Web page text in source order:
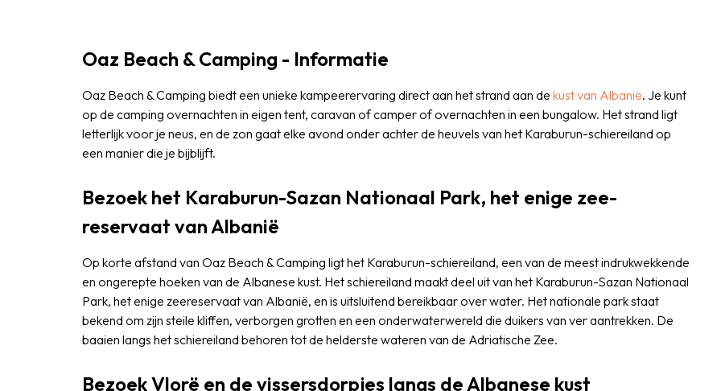
Oaz Beach & Camping - Informatie
Oaz Beach & Camping biedt een unieke kampeerervaring direct aan het strand aan de kust van Albanië. Je kunt
op de camping overnachten in eigen tent, caravan of camper of overnachten in een bungalow. Het strand ligt
letterlijk voor je neus, en de zon gaat elke avond onder achter de heuvels van het Karaburun-schiereiland op
een manier die je bijblijft.
Bezoek het Karaburun-Sazan Nationaal Park, het enige zee-
reservaat van Albanië
Op korte afstand van Oaz Beach & Camping ligt het Karaburun-schiereiland, een van de meest indrukwekkende
en ongerepte hoeken van de Albanese kust. Het schiereiland maakt deel uit van het Karaburun-Sazan Nationaal
Park, het enige zeereservaat van Albanië, en is uitsluitend bereikbaar over water. Het nationale park staat
bekend om zijn steile kliffen, verborgen grotten en een onderwaterwereld die duikers van ver aantrekken. De
baaien langs het schiereiland behoren tot de helderste wateren van de Adriatische Zee.
Bezoek Vlorë en de vissersdorpjes langs de Albanese kust